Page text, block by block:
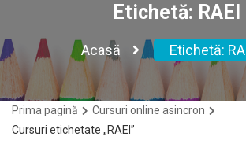
Etichetă: RAEI
Acasă Etichetă:
Prima pagină
Cursuri online asincron
Cursuri etichetate „RAEI”